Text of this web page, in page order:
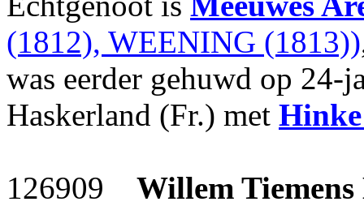
(1812), WEENING (1813))
was eerder gehuwd op
Haskerland (Fr.) met Hinke
126909 Willem Tiemens